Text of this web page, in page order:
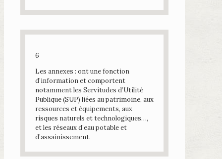
6
Les annexes : ont une fonction
d’information et comportent
notamment les Servitudes d’Utilité
Publique (SUP) liées au patrimoine, aux
ressources et équipements, aux
risques naturels et technologiques…,
et les réseaux d’eau potable et
d’assainissement.